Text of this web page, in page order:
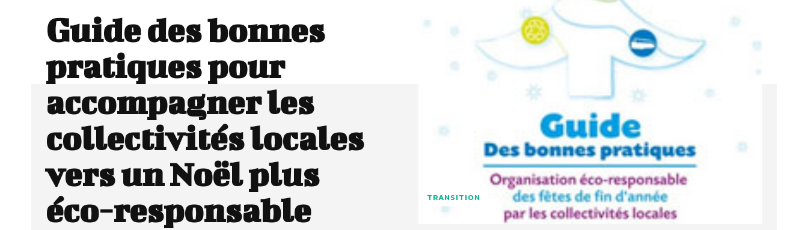
Guide des bonnes
pratiques pour
accompagner les
collectivités locales
vers un Noël plus
éco-responsable
TRANSITION